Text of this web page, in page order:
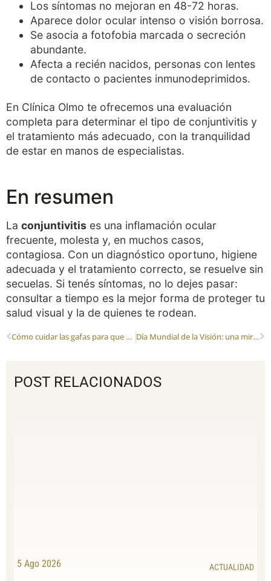
Los síntomas no mejoran en 48-72 horas.
Aparece dolor ocular intenso o visión borrosa.
Se asocia a fotofobia marcada o secreción
abundante.
Afecta a recién nacidos, personas con lentes
de contacto o pacientes inmunodeprimidos.
En Clínica Olmo te ofrecemos una evaluación
completa para determinar el tipo de conjuntivitis y
el tratamiento más adecuado, con la tranquilidad
de estar en manos de especialistas.
En resumen
La conjuntivitis es una inflamación ocular
frecuente, molesta y, en muchos casos,
contagiosa. Con un diagnóstico oportuno, higiene
adecuada y el tratamiento correcto, se resuelve sin
secuelas. Si tenés síntomas, no lo dejes pasar:
consultar a tiempo es la mejor forma de proteger tu
salud visual y la de quienes te rodean.
Cómo cuidar las gafas para que duren más Día Mundial de la Visión: una mirada global a la salud ocular
POST RELACIONADOS
5 Ago 2026 ACTUALIDAD